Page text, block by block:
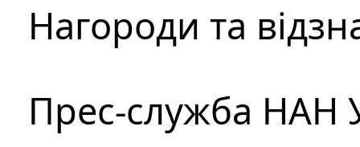
Нагороди та
Прес-служба НАН